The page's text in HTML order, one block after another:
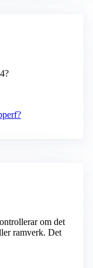
om det
ramverk. Det